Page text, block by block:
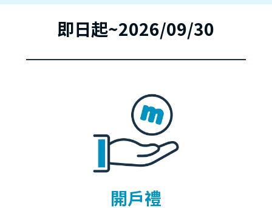
即日起~2026/09/30
開戶禮